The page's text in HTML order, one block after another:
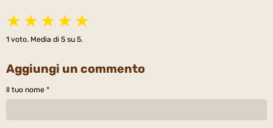
★ ★ ★ ★ ★
1 voto. Media di 5 su 5.
Aggiungi un commento
Il tuo nome